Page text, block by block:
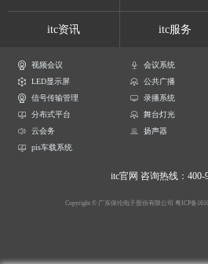
itc资讯 itc服务
视频会议 会议系统
LED显示屏
公共广播
信号传输管理
录播系统
分布式平台
舞台灯光
云会务
扬声器
pis车载系统
itc官网 咨询热线：400-
Copyright © 广东保伦电子股份有限公司 粤ICP备